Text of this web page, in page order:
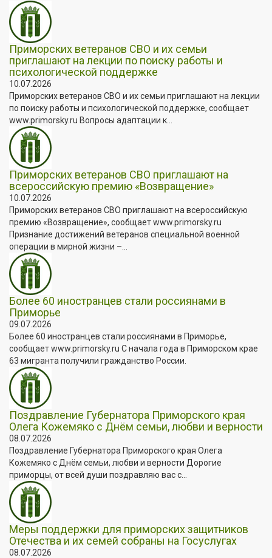
Приморских ветеранов СВО и их семьи
приглашают на лекции по поиску работы и
психологической поддержке
10.07.2026
Приморских ветеранов СВО и их семьи приглашают на лекции
по поиску работы и психологической поддержке, сообщает
www.primorsky.ru Вопросы адаптации к...
Приморских ветеранов СВО приглашают на
всероссийскую премию «Возвращение»
10.07.2026
Приморских ветеранов СВО приглашают на всероссийскую
премию «Возвращение», сообщает www.primorsky.ru
Признание достижений ветеранов специальной военной
операции в мирной жизни –...
Более 60 иностранцев стали россиянами в
Приморье
09.07.2026
Более 60 иностранцев стали россиянами в Приморье,
сообщает www.primorsky.ru С начала года в Приморском крае
63 мигранта получили гражданство России.
Поздравление Губернатора Приморского края
Олега Кожемяко с Днём семьи, любви и верности
08.07.2026
Поздравление Губернатора Приморского края Олега
Кожемяко с Днём семьи, любви и верности Дорогие
приморцы, от всей души поздравляю вас с...
Меры поддержки для приморских защитников
Отечества и их семей собраны на Госуслугах
08.07.2026